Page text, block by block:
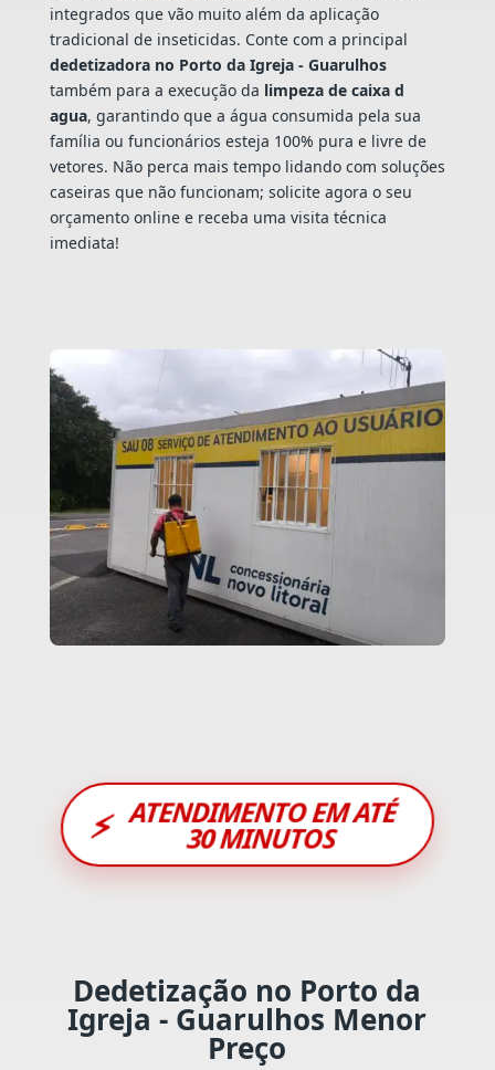
integrados que vão muito além da aplicação
tradicional de inseticidas. Conte com a principal
dedetizadora no Porto da Igreja - Guarulhos
também para a execução da limpeza de caixa d
agua, garantindo que a água consumida pela sua
família ou funcionários esteja 100% pura e livre de
vetores. Não perca mais tempo lidando com soluções
caseiras que não funcionam; solicite agora o seu
orçamento online e receba uma visita técnica
imediata!
⚡ ATENDIMENTO EM ATÉ
30 MINUTOS
Dedetização no Porto da
Igreja - Guarulhos Menor
Preço